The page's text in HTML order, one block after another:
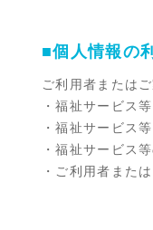
■個人情報の
ご利用者または
・福祉サービス
・福祉サービス
・福祉サービス
・ご利用者また